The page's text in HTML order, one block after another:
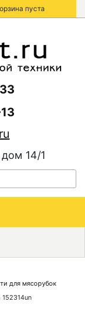
пуста
14/1
для мясорубок